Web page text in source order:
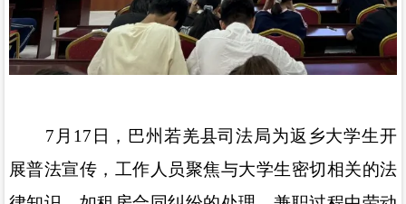
7 月 17 日，巴州若羌县司法局为返乡大学生开
展普法宣传，工作人员聚焦与大学生密切相关的法